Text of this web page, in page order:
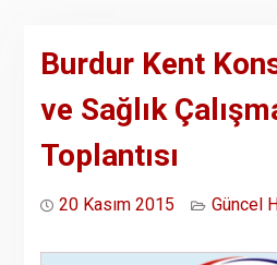
Burdur Kent
ve Sağlık
Toplantısı
20 Kasım 2015 Güncel